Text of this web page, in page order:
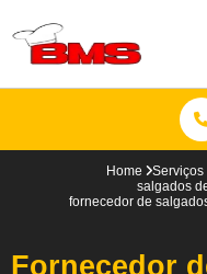
Home Serviços
salgados
fornecedor de
Fornecedor